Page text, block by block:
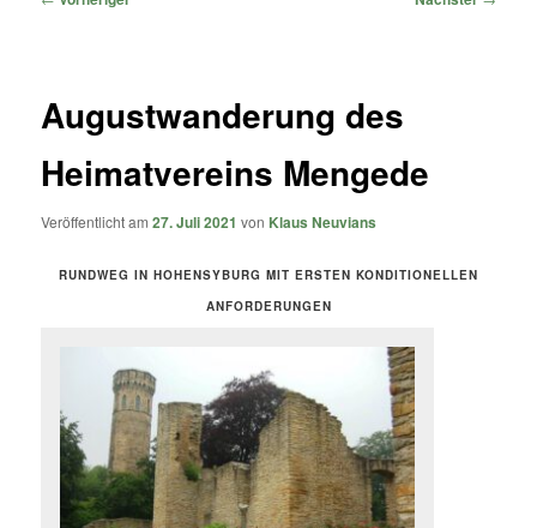
Augustwanderung des
Heimatvereins Mengede
Veröffentlicht am27. Juli 2021 von Klaus Neuvians
RUNDWEG IN HOHENSYBURG MIT ERSTEN KONDITIONELLEN
ANFORDERUNGEN